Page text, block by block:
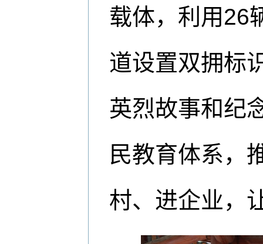
载体，利用26
道设置双拥标
英烈故事和纪
民教育体系，
村、进企业，